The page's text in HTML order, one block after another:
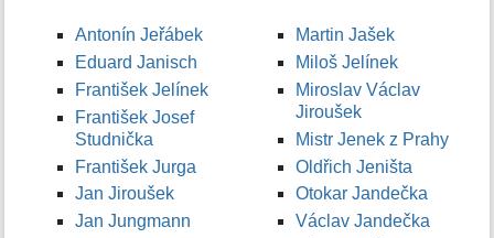
Antonín Jeřábek
Eduard Janisch
František Jelínek
František Josef
Studnička
František Jurga
Jan Jiroušek
Jan Jungmann
Martin Jašek
Miloš Jelínek
Miroslav Václav
Jiroušek
Mistr Jenek z Prahy
Oldřich Jeništa
Otokar Jandečka
Václav Jandečka